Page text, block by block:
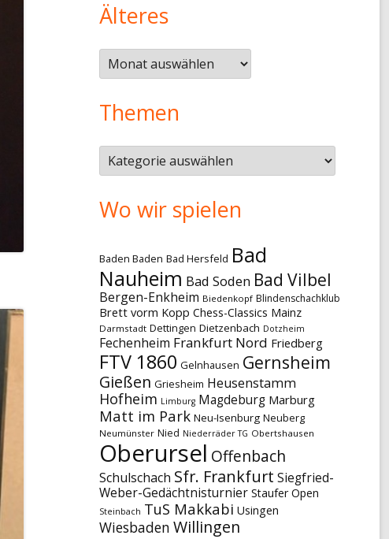
Älteres
Älteres
Themen
Themen
Wo wir spielen
Baden Baden Bad Hersfeld Bad
Nauheim Bad Soden Bad Vilbel
Bergen-Enkheim Biedenkopf Blindenschachklub
Brett vorm Kopp Chess-Classics Mainz
Darmstadt Dettingen Dietzenbach Dotzheim
Fechenheim Frankfurt Nord Friedberg
FTV 1860 Gelnhausen Gernsheim
Gießen Griesheim Heusenstamm
Hofheim Limburg Magdeburg Marburg
Matt im Park Neu-Isenburg Neuberg
Neumünster Nied Niederräder TG Obertshausen
Oberursel Offenbach
Schulschach Sfr. Frankfurt Siegfried-
Weber-Gedächtnisturnier Staufer Open
Steinbach TuS Makkabi Usingen
Wiesbaden Willingen